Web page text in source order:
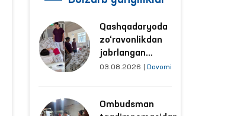
Qashqadaryoda
zo‘ravonlikdan
jabrlangan
ayolning holati
o‘rganildi
03.08.2026 Davomi
Ombudsman